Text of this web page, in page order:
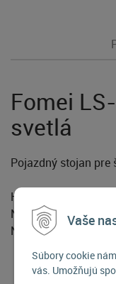
Vaše
Súbory cookie
vás. Umožňujú
Fomei
svetlá
Pojazdný stojan pre
Hmotnosť: 6,1 kg
Nosnosť: 12 kg
Nastaviteľná výška: